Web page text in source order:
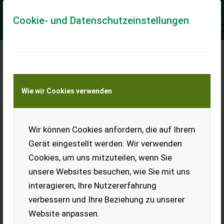
Cookie- und Datenschutzeinstellungen
Wie wir Cookies verwenden
Wir können Cookies anfordern, die auf Ihrem
Gerät eingestellt werden. Wir verwenden
Cookies, um uns mitzuteilen, wenn Sie
unsere Websites besuchen, wie Sie mit uns
interagieren, Ihre Nutzererfahrung
verbessern und Ihre Beziehung zu unserer
Website anpassen.
Meine Transportkostenanfrage
Transport von Land- und Baumaschinen –
KEINE Tiertransporte
Ladeort
Ort